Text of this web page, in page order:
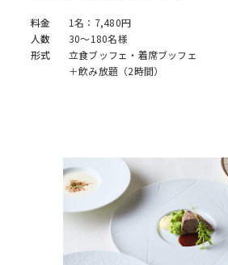
料金
1名：7,480円
人数
30～180名様
形式
立食ブッフェ・着席ブッフェ
＋飲み放題（2時間）